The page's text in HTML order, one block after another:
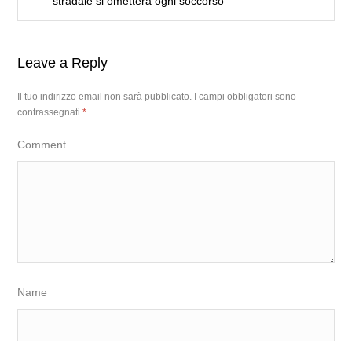
Leave a Reply
Il tuo indirizzo email non sarà pubblicato. I campi obbligatori sono
contrassegnati*
Comment
Name